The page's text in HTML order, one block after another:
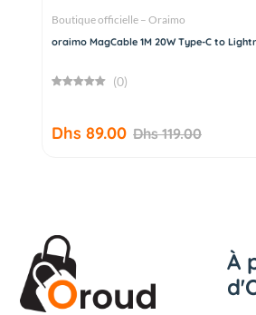
Boutique officielle – Oraimo
oraimo MagCable 1M 20W Type-C to
(0)
Dhs 89.00 Dhs 119.00
À